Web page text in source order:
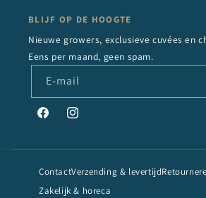
BLIJF OP DE HOOGTE
Nieuwe growers, exclusieve cuvées en
Eens per maand, geen spam.
E‑mail
FacebookInstagram
ContactVerzending & levertijd
Zakelijk & horeca